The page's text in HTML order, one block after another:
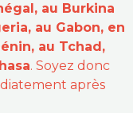
au Burkina
au Gabon, en
au Tchad,
. Soyez donc
après